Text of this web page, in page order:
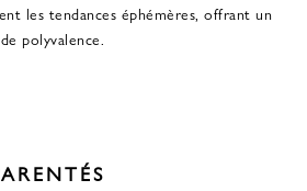
les tendances éphémères, offrant un
polyvalence.